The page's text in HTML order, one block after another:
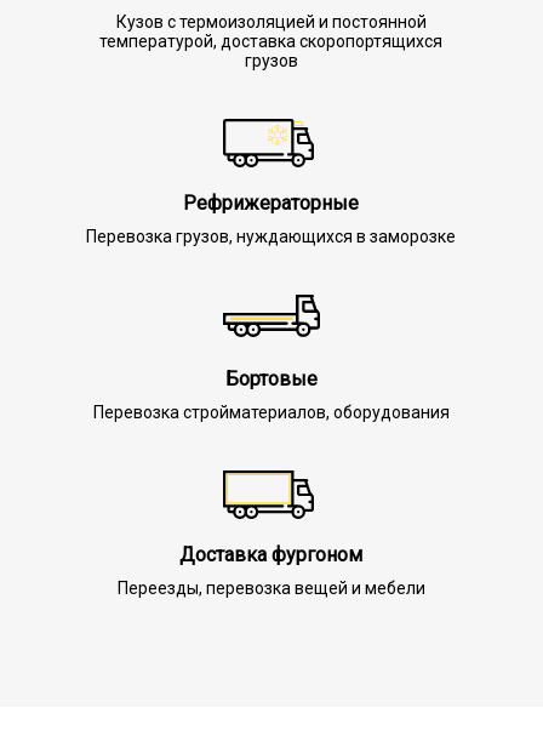
Кузов с термоизоляцией и постоянной
температурой, доставка скоропортящихся
грузов
Рефрижераторные
Перевозка грузов, нуждающихся в заморозке
Бортовые
Перевозка стройматериалов, оборудования
Доставка фургоном
Переезды, перевозка вещей и мебели